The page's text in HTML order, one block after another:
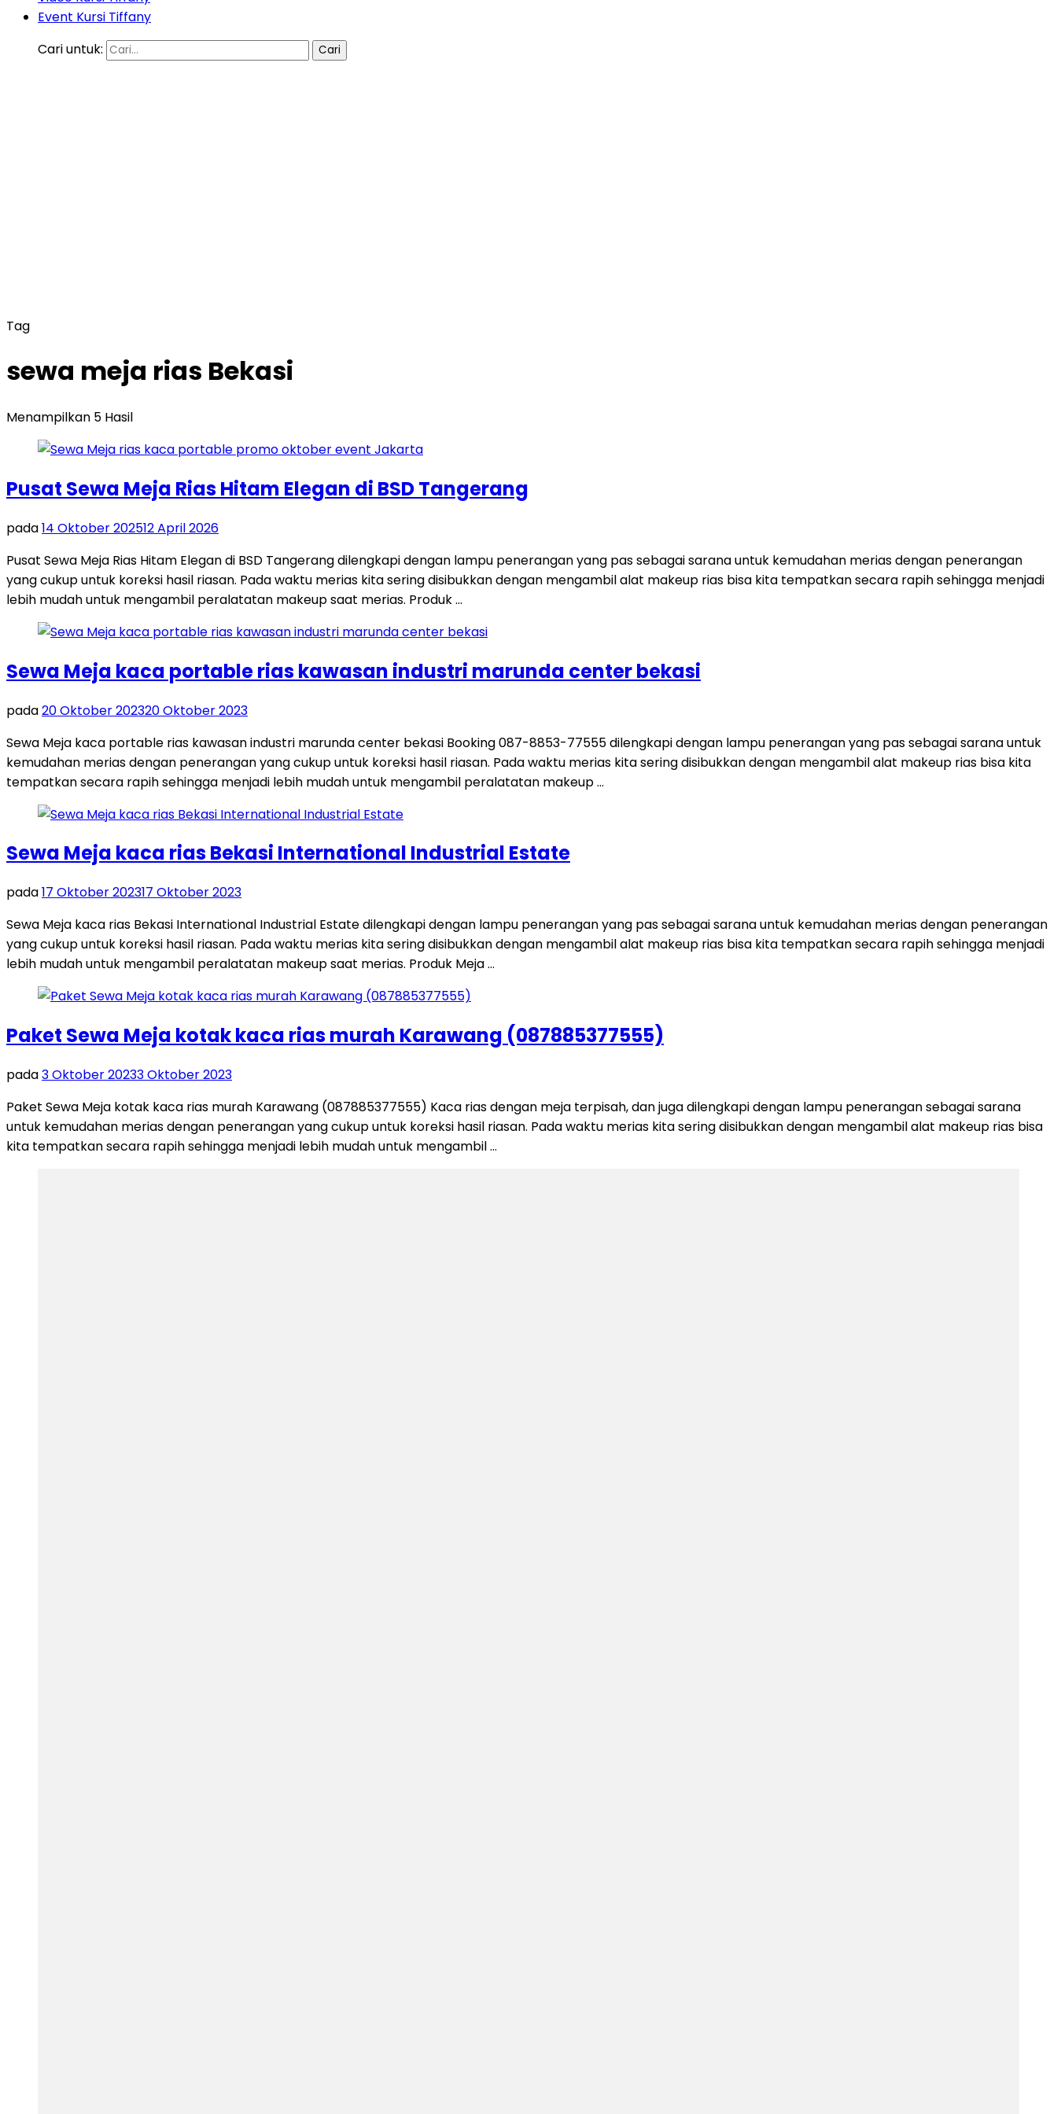
Event Kursi Tiffany
Cari untuk:
Tag
sewa meja rias Bekasi
Menampilkan 5 Hasil
Pusat Sewa Meja Rias Hitam Elegan di BSD Tangerang
pada14 Oktober 202512 April 2026
Pusat Sewa Meja Rias Hitam Elegan di BSD Tangerang dilengkapi dengan lampu penerangan yang pas sebagai sarana untuk kemudahan merias dengan penerangan
yang cukup untuk koreksi hasil riasan. Pada waktu merias kita sering disibukkan dengan mengambil alat makeup rias bisa kita tempatkan secara rapih sehingga menjadi
lebih mudah untuk mengambil peralatatan makeup saat merias. Produk …
Sewa Meja kaca portable rias kawasan industri marunda center bekasi
pada20 Oktober 202320 Oktober 2023
Sewa Meja kaca portable rias kawasan industri marunda center bekasi Booking 087-8853-77555 dilengkapi dengan lampu penerangan yang pas sebagai sarana untuk
kemudahan merias dengan penerangan yang cukup untuk koreksi hasil riasan. Pada waktu merias kita sering disibukkan dengan mengambil alat makeup rias bisa kita
tempatkan secara rapih sehingga menjadi lebih mudah untuk mengambil peralatatan makeup …
Sewa Meja kaca rias Bekasi International Industrial Estate
pada17 Oktober 202317 Oktober 2023
Sewa Meja kaca rias Bekasi International Industrial Estate dilengkapi dengan lampu penerangan yang pas sebagai sarana untuk kemudahan merias dengan penerangan
yang cukup untuk koreksi hasil riasan. Pada waktu merias kita sering disibukkan dengan mengambil alat makeup rias bisa kita tempatkan secara rapih sehingga menjadi
lebih mudah untuk mengambil peralatatan makeup saat merias. Produk Meja …
Paket Sewa Meja kotak kaca rias murah Karawang (087885377555)
pada3 Oktober 20233 Oktober 2023
Paket Sewa Meja kotak kaca rias murah Karawang (087885377555) Kaca rias dengan meja terpisah, dan juga dilengkapi dengan lampu penerangan sebagai sarana
untuk kemudahan merias dengan penerangan yang cukup untuk koreksi hasil riasan. Pada waktu merias kita sering disibukkan dengan mengambil alat makeup rias bisa
kita tempatkan secara rapih sehingga menjadi lebih mudah untuk mengambil …